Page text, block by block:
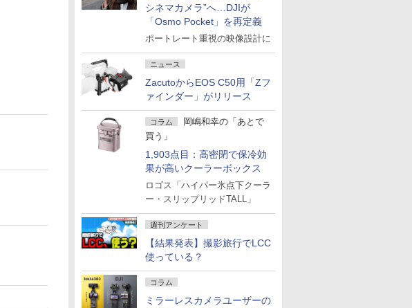
シネマカメラ”へ…DJIが
「Osmo Pocket」を再定義
ポートレート重視の映像設計に
ニュース
ZacutoからEOS C50用「Zフ
ァインダー」がリリース
コラム
岡嶋和幸の「あとで
買う」
1,903点目：高密閉で保冷効
果が高いクーラーボックス
ロゴス「ハイパー氷点下クーラ
ー・スリップリッドTALL」
週刊アンケート
【結果発表】撮影旅行でLCC
使っている？
コラム
ミラーレスカメラユーザーの